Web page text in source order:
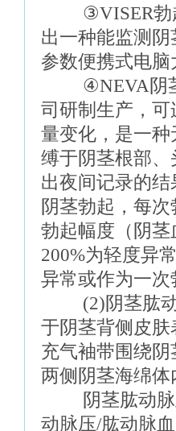
③VISER勃起
出一种能监测
参数便携式电脑
④NEVA阴茎
司研制生产，
量变化，是一
缚于阴茎根部
出夜间记录的
阴茎勃起，每
勃起幅度（阴茎
200%为轻度异
异常或作为一次
(2)阴茎肱动
于阴茎背侧皮
充气袖带围绕
两侧阴茎海绵体
阴茎肱动脉血
动脉压/肱动脉